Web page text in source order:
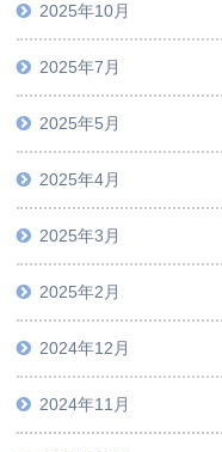
2025年10月
2025年7月
2025年5月
2025年4月
2025年3月
2025年2月
2024年12月
2024年11月